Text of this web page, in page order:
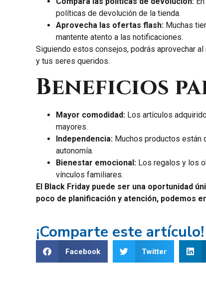
políticas de devolución de la tienda.
Aprovecha las ofertas flash: Muchas
mantente atento a las notificaciones.
Siguiendo estos consejos, podrás aprovechar
y tus seres queridos.
Beneficios
Mayor comodidad: Los artículos
mayores.
Independencia: Muchos productos están
autonomía.
Bienestar emocional: Los regalos y los
vínculos familiares.
El Black Friday puede ser una oportunidad
poco de planificación y atención, podemos
¡Comparte este artículo!
Facebook Twitter